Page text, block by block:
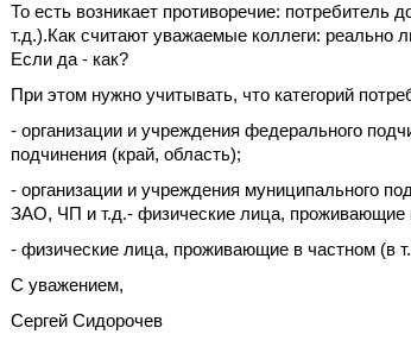
То есть возникает противоречие: потребитель
т.д.).Как считают уважаемые коллеги: реально
Если да - как?
При этом нужно учитывать, что категорий
- организации и учреждения федерального
подчинения (край, область);
- организации и учреждения муниципального
ЗАО, ЧП и т.д.- физические лица, проживающие
- физические лица, проживающие в частном (в
С уважением,
Сергей Сидорочев